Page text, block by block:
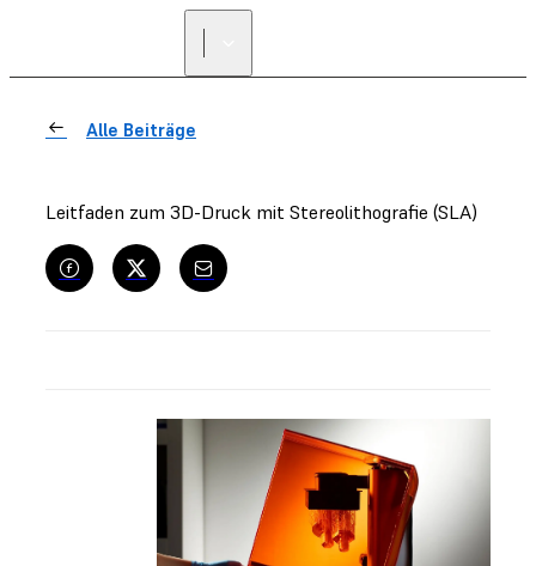
Alle Beiträge
Leitfaden zum 3D-Druck mit Stereolithografie (SLA)